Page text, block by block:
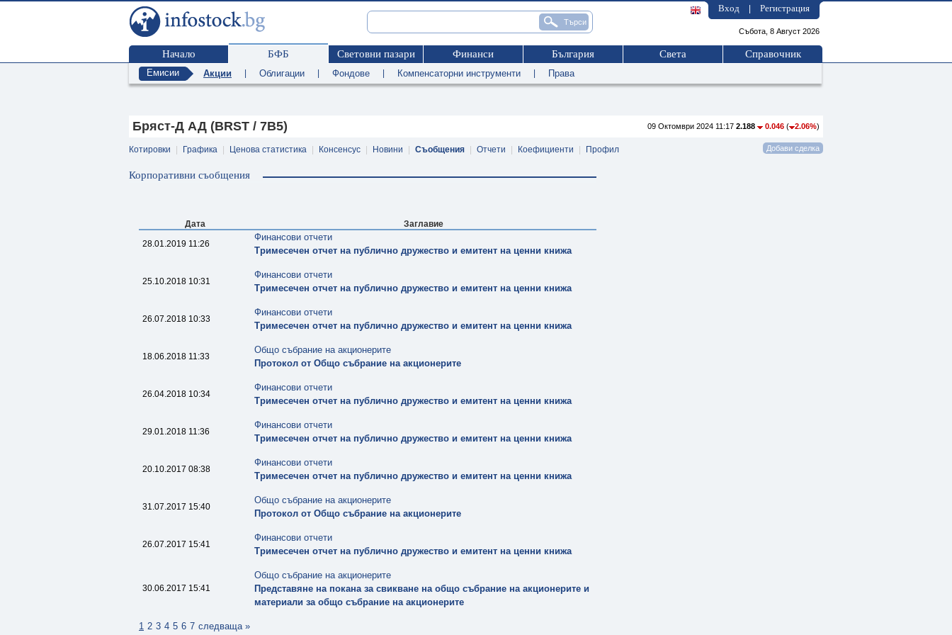
Вход Регистрация
Събота, 8 Август 2026
Начало БФБ Световни пазари Финанси България Света Справочник
Емисии Акции Облигации Фондове Компенсаторни инструменти Права
09 Октомври 2024 11:17 2.188 0.046 ( 2.06%)
Бряст-Д АД (BRST / 7B5)
Котировки Графика Ценова статистика Консенсус Новини Съобщения Отчети Коефициенти Профил
Корпоративни съобщения
Дата
Заглавие
28.01.2019 11:26
Финансови отчети
Тримесечен отчет на публично дружество и емитент на ценни книжа
25.10.2018 10:31
Финансови отчети
Тримесечен отчет на публично дружество и емитент на ценни книжа
26.07.2018 10:33
Финансови отчети
Тримесечен отчет на публично дружество и емитент на ценни книжа
18.06.2018 11:33
Общо събрание на акционерите
Протокол от Общо събрание на акционерите
26.04.2018 10:34
Финансови отчети
Тримесечен отчет на публично дружество и емитент на ценни книжа
29.01.2018 11:36
Финансови отчети
Тримесечен отчет на публично дружество и емитент на ценни книжа
20.10.2017 08:38
Финансови отчети
Тримесечен отчет на публично дружество и емитент на ценни книжа
31.07.2017 15:40
Общо събрание на акционерите
Протокол от Общо събрание на акционерите
26.07.2017 15:41
Финансови отчети
Тримесечен отчет на публично дружество и емитент на ценни книжа
30.06.2017 15:41
Общо събрание на акционерите
Представяне на покана за свикване на общо събрание на акционерите и
материали за общо събрание на акционерите
1 2 3 4 5 6 7 следваща »